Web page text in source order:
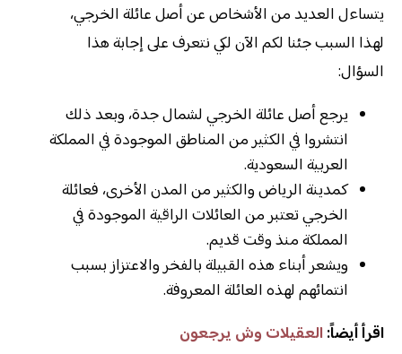
يتساءل العديد من الأشخاص عن أصل عائلة الخرجي،
لهذا السبب جئنا لكم الآن لكي نتعرف على إجابة هذا
السؤال:
يرجع أصل عائلة الخرجي لشمال جدة، وبعد ذلك
انتشروا في الكثير من المناطق الموجودة في المملكة
العربية السعودية.
كمدينة الرياض والكثير من المدن الأخرى، فعائلة
الخرجي تعتبر من العائلات الراقية الموجودة في
المملكة منذ وقت قديم.
ويشعر أبناء هذه القبيلة بالفخر والاعتزاز بسبب
انتمائهم لهذه العائلة المعروفة.
اقرأ أيضاً: العقيلات وش يرجعون